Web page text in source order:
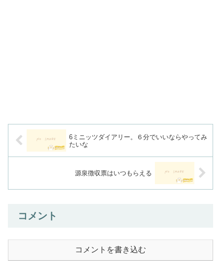
6ミニッツダイアリー。６分でいいならやってみ
たいな
源泉徴収票はいつもらえる
コメント
コメントを書き込む